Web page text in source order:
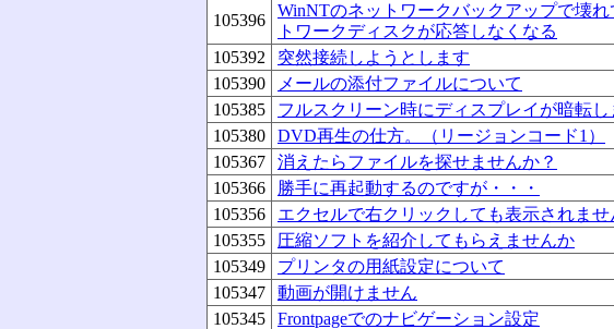
105396
WinNTのネットワークバックアップで壊
トワークディスクが応答しなくなる
105392
突然接続しようとします
105390
メールの添付ファイルについて
105385
フルスクリーン時にディスプレイが暗転し
105380
DVD再生の仕方。（リージョンコード1）
105367
消えたらファイルを探せませんか？
105366
勝手に再起動するのですが・・・
105356
エクセルで右クリックしても表示されませ
105355
圧縮ソフトを紹介してもらえませんか
105349
プリンタの用紙設定について
105347
動画が開けません
105345
Frontpageでのナビゲーション設定